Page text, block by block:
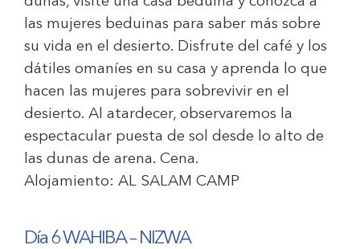
las mujeres beduinas para saber más sobre
su vida en el desierto. Disfrute del café y los
dátiles omaníes en su casa y aprenda lo que
hacen las mujeres para sobrevivir en el
desierto. Al atardecer, observaremos la
espectacular puesta de sol desde lo alto de
las dunas de arena. Cena.
Alojamiento: AL SALAM CAMP
Día 6 WAHIBA – NIZWA